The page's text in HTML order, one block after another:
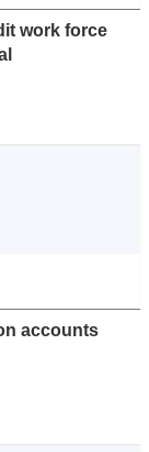
work force
accounts